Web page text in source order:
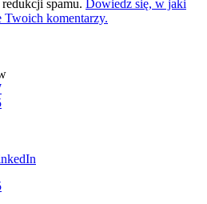
spamu.
Dowiedz się, w jaki
Twoich komentarzy.